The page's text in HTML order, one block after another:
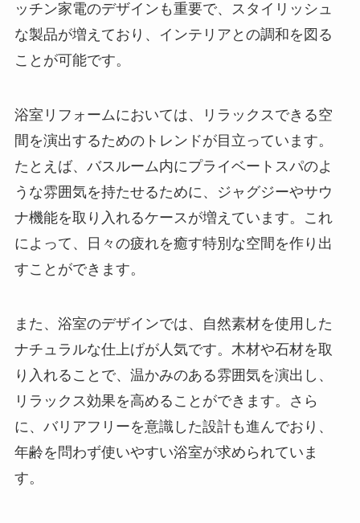
ッチン家電のデザインも重要で、スタイリッシュ
な製品が増えており、インテリアとの調和を図る
ことが可能です。
浴室リフォームにおいては、リラックスできる空
間を演出するためのトレンドが目立っています。
たとえば、バスルーム内にプライベートスパのよ
うな雰囲気を持たせるために、ジャグジーやサウ
ナ機能を取り入れるケースが増えています。これ
によって、日々の疲れを癒す特別な空間を作り出
すことができます。
また、浴室のデザインでは、自然素材を使用した
ナチュラルな仕上げが人気です。木材や石材を取
り入れることで、温かみのある雰囲気を演出し、
リラックス効果を高めることができます。さら
に、バリアフリーを意識した設計も進んでおり、
年齢を問わず使いやすい浴室が求められていま
す。